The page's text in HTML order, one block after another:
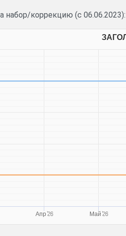
набор/коррекцию (с 06.06.2023):
Апр '26 Май '26